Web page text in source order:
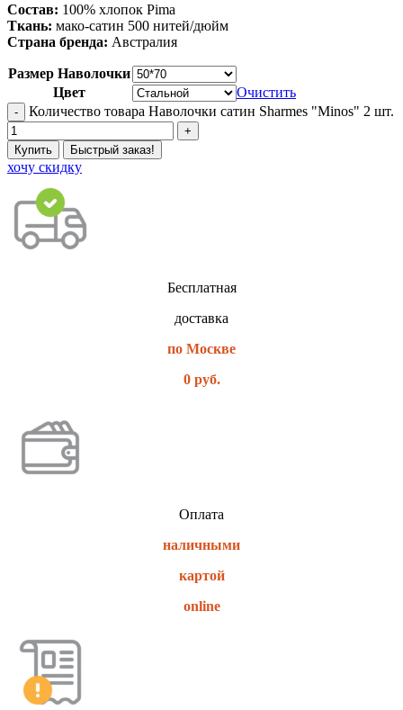
Состав: 100% хлопок Pima
Ткань: мако-сатин 500 нитей/дюйм
Страна бренда: Австралия
Размер Наволочки
Цвет
Очистить
Количество товара Наволочки сатин Sharmes "Minos" 2 шт.
Купить Быстрый заказ!
хочу скидку
Бесплатная
доставка
по Москве
0 руб.
Оплата
наличными
картой
online